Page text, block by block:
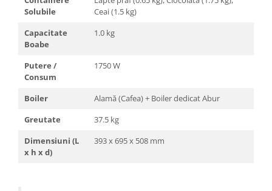
Solubile
Ceai (1.5 kg)
Capacitate
Boabe
1.0 kg
Putere /
Consum
1750 W
Boiler
Alamă (Cafea) + Boiler dedicat Abur
Greutate
37.5 kg
Dimensiuni (L
x h x d)
393 x 695 x 508 mm